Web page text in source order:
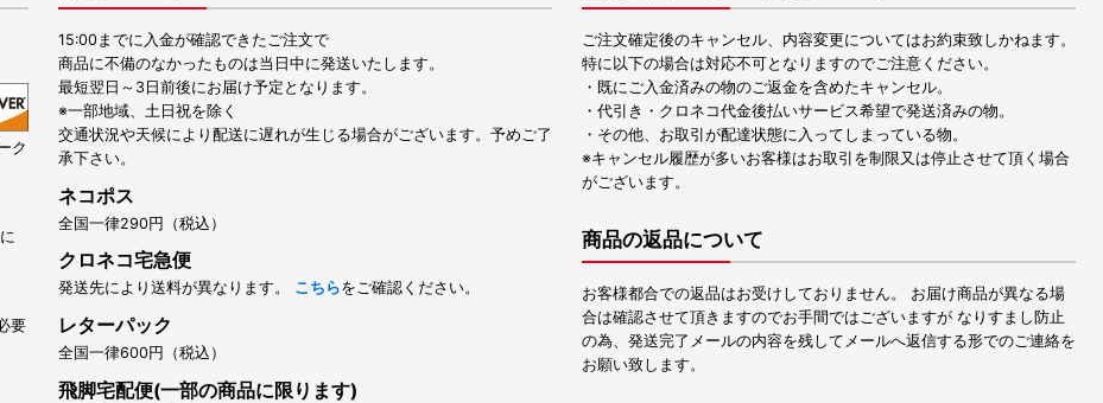
ク
要
15:00までに入金が確認できたご注文で
商品に不備のなかったものは当日中に発送いたします。
最短翌日～3日前後にお届け予定となります。
※一部地域、土日祝を除く
交通状況や天候により配送に遅れが生じる場合がございます。予めご了
承下さい。
ネコポス
全国一律290円（税込）
クロネコ宅急便
発送先により送料が異なります。 こちらをご確認ください。
レターパック
全国一律600円（税込）
飛脚宅配便(一部の商品に限ります)
ご注文確定後のキャンセル、内容変更についてはお約束致しかねます。
特に以下の場合は対応不可となりますのでご注意ください。
・既にご入金済みの物のご返金を含めたキャンセル。
・代引き・クロネコ代金後払いサービス希望で発送済みの物。
・その他、お取引が配達状態に入ってしまっている物。
※キャンセル履歴が多いお客様はお取引を制限又は停止させて頂く場合
がございます。
商品の返品について
お客様都合での返品はお受けしておりません。 お届け商品が異なる場
合は確認させて頂きますのでお手間ではございますが なりすまし防止
の為、発送完了メールの内容を残してメールへ返信する形でのご連絡を
お願い致します。